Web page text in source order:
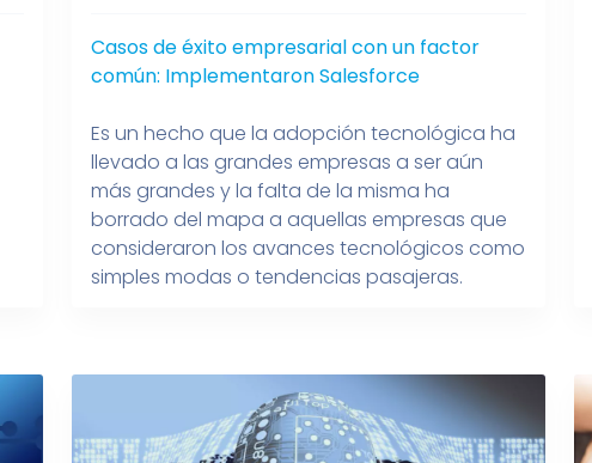
Casos de éxito empresarial con un factor
común: Implementaron Salesforce
Es un hecho que la adopción tecnológica ha
llevado a las grandes empresas a ser aún
más grandes y la falta de la misma ha
borrado del mapa a aquellas empresas que
consideraron los avances tecnológicos como
simples modas o tendencias pasajeras.